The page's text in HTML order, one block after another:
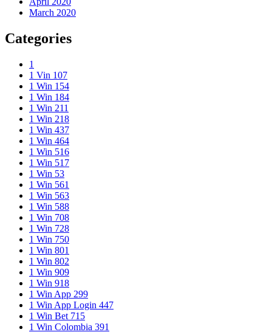
March 2020
Categories
1
1 Vin 107
1 Win 154
1 Win 184
1 Win 211
1 Win 218
1 Win 437
1 Win 464
1 Win 516
1 Win 517
1 Win 53
1 Win 561
1 Win 563
1 Win 588
1 Win 708
1 Win 728
1 Win 750
1 Win 801
1 Win 802
1 Win 909
1 Win 918
1 Win App 299
1 Win App Login 447
1 Win Bet 715
1 Win Colombia 391